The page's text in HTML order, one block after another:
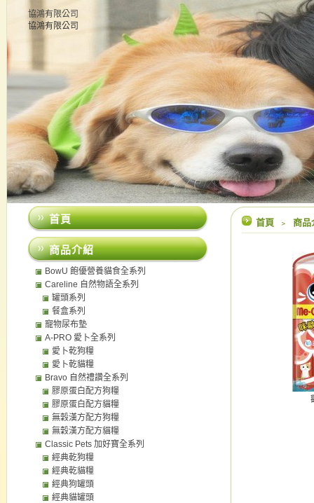
協鴻有限公司
協鴻有限公司
首頁 ﹥ 商
首頁
商品介紹
BowU 飽優營養貓食全系列
Careline 自然物語全系列
罐頭系列
餐盒系列
寵物尿布墊
A-PRO 愛卜全系列
愛卜乾狗糧
愛卜乾貓糧
Bravo 自然禮讚全系列
膠原蛋白配方狗糧
膠原蛋白配方貓糧
無穀漢方配方狗糧
無穀漢方配方貓糧
Classic Pets 加好寶全系列
經典乾狗糧
經典乾貓糧
經典狗罐頭
經典貓罐頭